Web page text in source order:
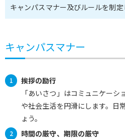
キャンパスマナー及びルールを制定
キャンパスマナー
挨拶の励行
「あいさつ」はコミュニケー
や社会生活を円滑にします。日
ょう。
時間の厳守、期限の厳守